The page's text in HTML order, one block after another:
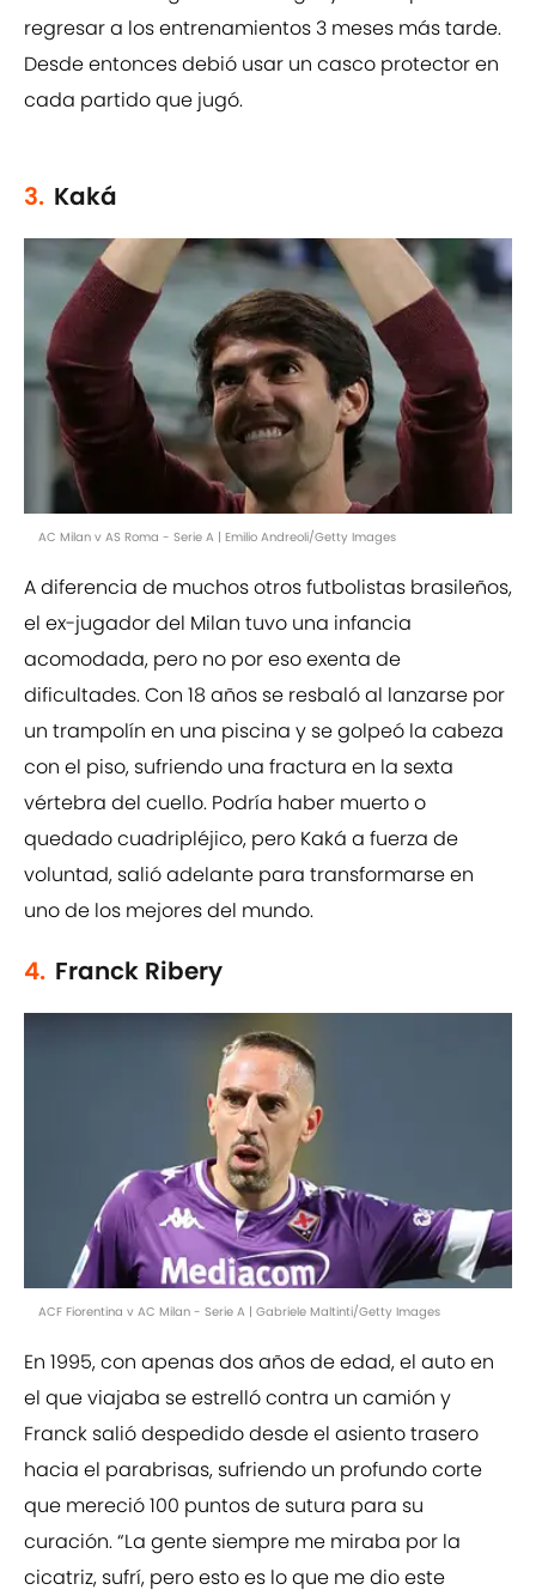
regresar a los entrenamientos 3 meses más tarde.
Desde entonces debió usar un casco protector en
cada partido que jugó.
3. Kaká
AC Milan v AS Roma - Serie A | Emilio Andreoli/Getty Images
A diferencia de muchos otros futbolistas brasileños,
el ex-jugador del Milan tuvo una infancia
acomodada, pero no por eso exenta de
dificultades. Con 18 años se resbaló al lanzarse por
un trampolín en una piscina y se golpeó la cabeza
con el piso, sufriendo una fractura en la sexta
vértebra del cuello. Podría haber muerto o
quedado cuadripléjico, pero Kaká a fuerza de
voluntad, salió adelante para transformarse en
uno de los mejores del mundo.
4. Franck Ribery
ACF Fiorentina v AC Milan - Serie A | Gabriele Maltinti/Getty Images
En 1995, con apenas dos años de edad, el auto en
el que viajaba se estrelló contra un camión y
Franck salió despedido desde el asiento trasero
hacia el parabrisas, sufriendo un profundo corte
que mereció 100 puntos de sutura para su
curación. “La gente siempre me miraba por la
cicatriz, sufrí, pero esto es lo que me dio este